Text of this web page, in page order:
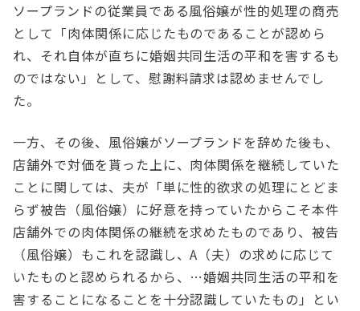
ソープランドの従業員である風俗嬢が性的処理の商売
として「肉体関係に応じたものであることが認めら
れ、それ自体が直ちに婚姻共同生活の平和を害するも
のではない」として、慰謝料請求は認めませんでし
た。
一方、その後、風俗嬢がソープランドを辞めた後も、
店舗外で対価を貰った上に、肉体関係を継続していた
ことに関しては、夫が「単に性的欲求の処理にとどま
らず被告（風俗嬢）に好意を持っていたからこそ本件
店舗外での肉体関係の継続を求めたものであり、被告
（風俗嬢）もこれを認識し、A（夫）の求めに応じて
いたものと認められるから、…婚姻共同生活の平和を
害することになることを十分認識していたもの」とい